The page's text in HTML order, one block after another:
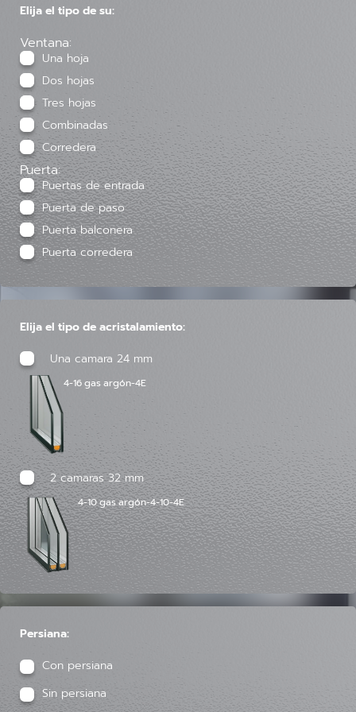
Elija el tipo de su:
Ventana:
Una hoja
Dos hojas
Tres hojas
Combinadas
Corredera
Puerta:
Puertas de entrada
Puerta de paso
Puerta balconera
Puerta corredera
Elija el tipo de acristalamiento:
Una camara 24 mm
4-16 gas argón-4E
2 camaras 32 mm
4-10 gas argón-4-10-4E
Persiana:
Con persiana
Sin persiana